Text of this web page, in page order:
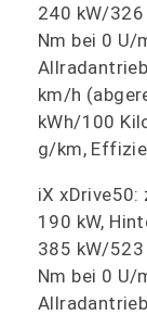
240 kW/326
Nm bei 0 U/
km/h
kWh/100
g/km,
iX
190 kW,
385 kW/523
Nm bei 0 U/